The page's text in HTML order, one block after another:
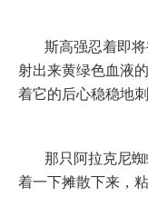
斯高强忍着即
射出来黄绿色血液
着它的后心稳稳地刺
那只阿拉克尼
着一下摊散下来，